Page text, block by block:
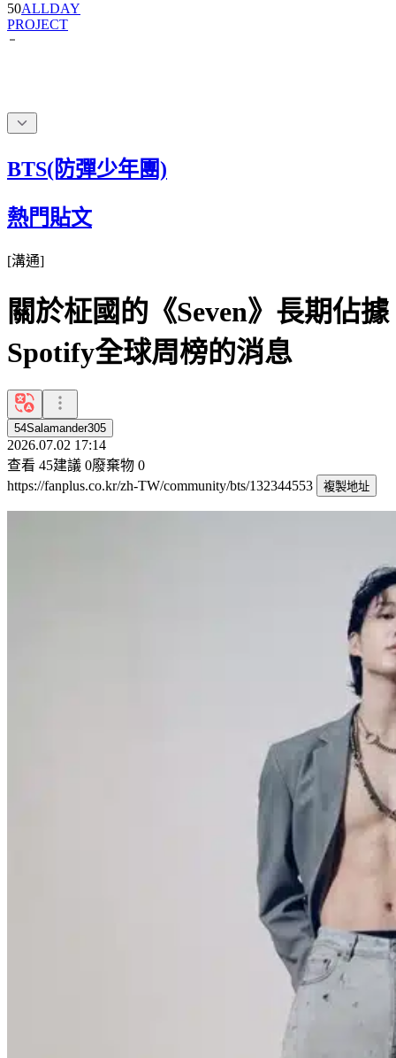
50ALLDAY
PROJECT
BTS(防彈少年團)
熱門貼文
[溝通]
關於柾國的《Seven》長期佔據
Spotify全球周榜的消息
54Salamander305
2026.07.02 17:14
查看 45建議 0廢棄物 0
https://fanplus.co.kr/zh-TW/community/bts/132344553
複製地址